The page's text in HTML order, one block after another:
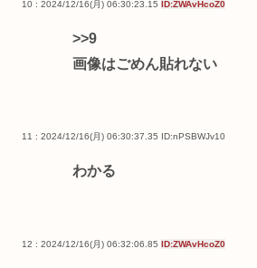
10 : 2024/12/16(月) 06:30:23.15 ID:ZWAvHcoZ0
>>9
画像はごめん貼れない
11 : 2024/12/16(月) 06:30:37.35 ID:nPSBWJv10
わかる
12 : 2024/12/16(月) 06:32:06.85 ID:ZWAvHcoZ0